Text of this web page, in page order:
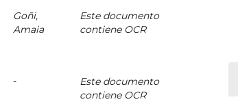
Goñi,
Amaia
Este documento
contiene OCR
-
Este documento
contiene OCR